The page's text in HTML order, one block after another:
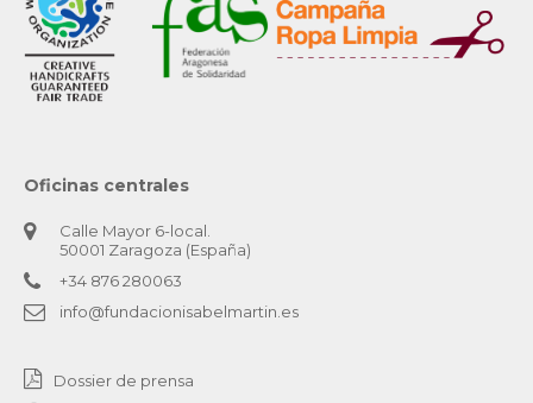
Oficinas centrales
Calle Mayor 6-local.
50001 Zaragoza (España)
+34 876 280063
info@fundacionisabelmartin.es
Dossier de prensa